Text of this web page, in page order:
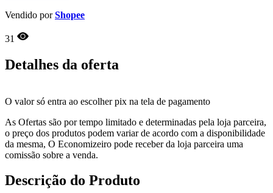
Vendido porShopee
31
Detalhes da oferta
O valor só entra ao escolher pix na tela de pagamento
As Ofertas são por tempo limitado e determinadas pela loja parceira,
o preço dos produtos podem variar de acordo com a disponibilidade
da mesma, O Economizeiro pode receber da loja parceira uma
comissão sobre a venda.
Descrição do Produto